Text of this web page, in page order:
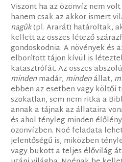
Viszont ha az özönvíz nem
hanem csak az akkor ismert
nagûk(pl. Ararát) határoltak,
kellett az összes létező
gondoskodnia. A növények és
elborított tájon kívül is
katasztrófát. Az összes
mindenmadár, mindenállat,
ebben az esetben vagy költői
szokatlan, sem nem ritka a
annak a tájnak az állataira
és ahol tényleg minden
özönvízben. Noé feladata
jelentőségű is, miközben
vagy bukott a teljes élővilág